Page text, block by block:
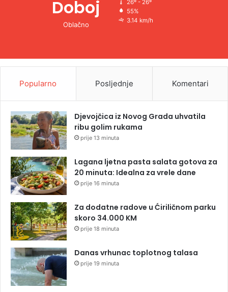
Doboj
Oblačno
26º - 26º
55%
3.14 km/h
Popularno Posljednje Komentari
Djevojčica iz Novog Grada uhvatila
ribu golim rukama
prije 13 minuta
Lagana ljetna pasta salata gotova za
20 minuta: Idealna za vrele dane
prije 16 minuta
Za dodatne radove u Ćiriličnom parku
skoro 34.000 KM
prije 18 minuta
Danas vrhunac toplotnog talasa
prije 19 minuta